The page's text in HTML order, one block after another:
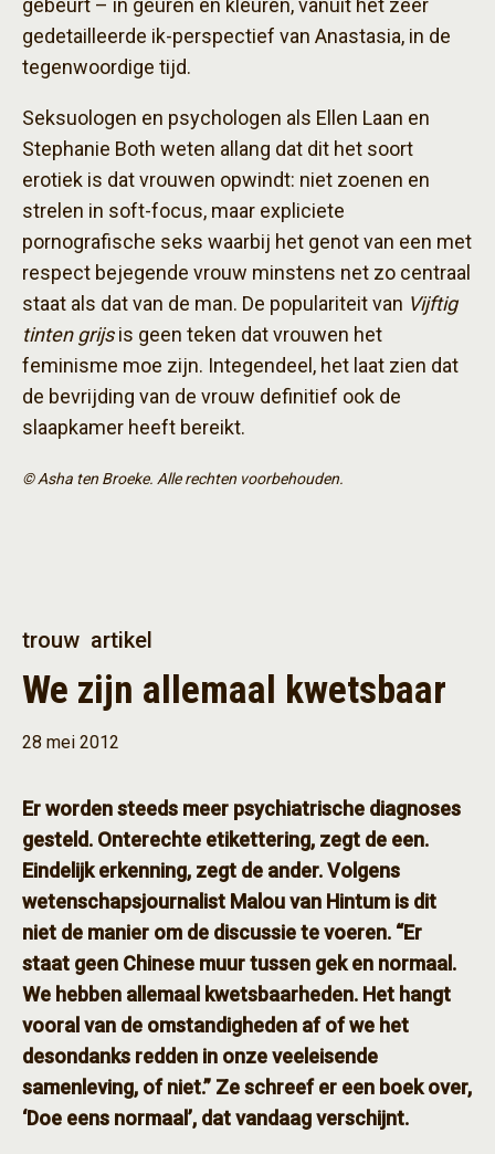
gebeurt – in geuren en kleuren, vanuit het zeer
gedetailleerde ik-perspectief van Anastasia, in de
tegenwoordige tijd.
Seksuologen en psychologen als Ellen Laan en
Stephanie Both weten allang dat dit het soort
erotiek is dat vrouwen opwindt: niet zoenen en
strelen in soft-focus, maar expliciete
pornografische seks waarbij het genot van een met
respect bejegende vrouw minstens net zo centraal
staat als dat van de man. De populariteit van Vijftig
tinten grijsis geen teken dat vrouwen het
feminisme moe zijn. Integendeel, het laat zien dat
de bevrijding van de vrouw definitief ook de
slaapkamer heeft bereikt.
© Asha ten Broeke. Alle rechten voorbehouden.
trouw artikel
We zijn allemaal kwetsbaar
28 mei 2012
Er worden steeds meer psychiatrische diagnoses
gesteld. Onterechte etikettering, zegt de een.
Eindelijk erkenning, zegt de ander. Volgens
wetenschapsjournalist Malou van Hintum is dit
niet de manier om de discussie te voeren. “Er
staat geen Chinese muur tussen gek en normaal.
We hebben allemaal kwetsbaarheden. Het hangt
vooral van de omstandigheden af of we het
desondanks redden in onze veeleisende
samenleving, of niet.” Ze schreef er een boek over,
‘Doe eens normaal’, dat vandaag verschijnt.